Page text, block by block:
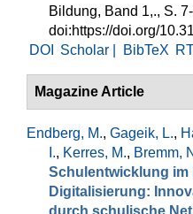
Bildung, Band 1,., S.
doi:https://doi.org/
DOI
Scholar | BibTeX
Magazine Article
Endberg, M., Gageik, L.,
I., Kerres, M., Bremm,
Schulentwicklung im
Digitalisierung:
durch schulische